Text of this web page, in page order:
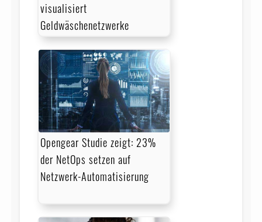
visualisiert
Geldwäschenetzwerke
Opengear Studie zeigt: 23%
der NetOps setzen auf
Netzwerk-Automatisierung